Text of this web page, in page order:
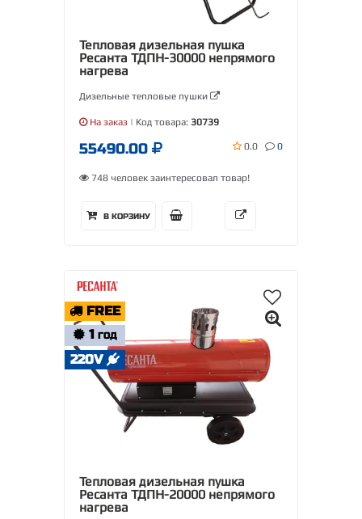
Тепловая дизельная пушка
Ресанта ТДПН-30000 непрямого
нагрева
Дизельные тепловые пушки
На заказ | Код товара: 30739
55490.00 0.0 0
748 человек заинтересовал товар!
В КОРЗИНУ
FREE
1 ГОД
220V
Тепловая дизельная пушка
Ресанта ТДПН-20000 непрямого
нагрева